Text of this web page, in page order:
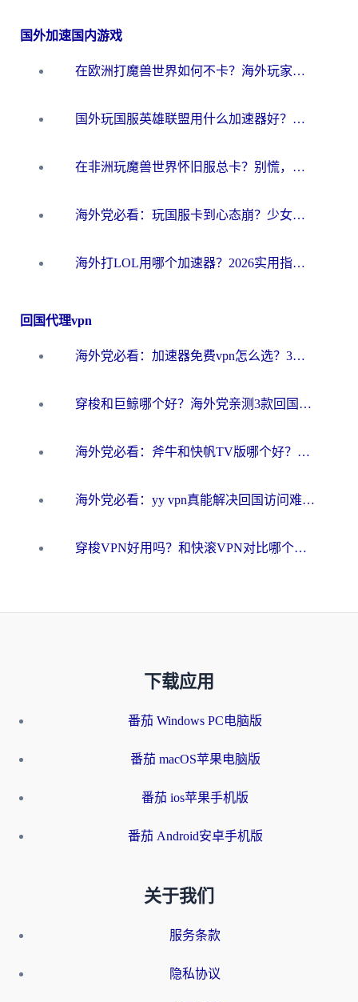
国外加速国内游戏
在欧洲打魔兽世界如何不卡？海外玩家的国服游戏加速终极攻略
国外玩国服英雄联盟用什么加速器好？海外党亲测有效的国服游戏加速指南
在非洲玩魔兽世界怀旧服总卡？别慌，这份指南帮你丝滑开荒
海外党必看：玩国服卡到心态崩？少女前线云图计划加速器免费推荐+碧蓝航线足球世界流畅攻略
海外打LOL用哪个加速器？2026实用指南：从延迟到设备适配，一篇解决你的国服游戏痛点
回国代理vpn
海外党必看：加速器免费vpn怎么选？3步教你无缝访问国内资源
穿梭和巨鲸哪个好？海外党亲测3款回国加速器，教你避开90%的坑
海外党必看：斧牛和快帆TV版哪个好？3分钟选对回国加速器，无缝刷B站、追热剧
海外党必看：yy vpn真能解决回国访问难题？附云极initap测评+免费方案对比
穿梭VPN好用吗？和快滚VPN对比哪个回国效果更好？海外党选回国加速器必看指南
下载应用
番茄 Windows PC电脑版
番茄 macOS苹果电脑版
番茄 ios苹果手机版
番茄 Android安卓手机版
关于我们
服务条款
隐私协议